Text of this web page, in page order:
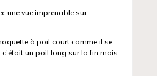
une vue imprenable sur
à poil court comme il se
un poil long sur la fin mais